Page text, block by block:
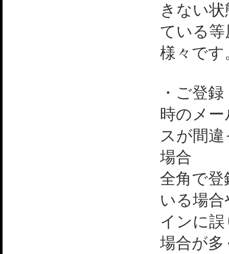
きない
ている
様々です
・ご登
時のメ
スが間
場合
全角で
いる場
インに
場合が